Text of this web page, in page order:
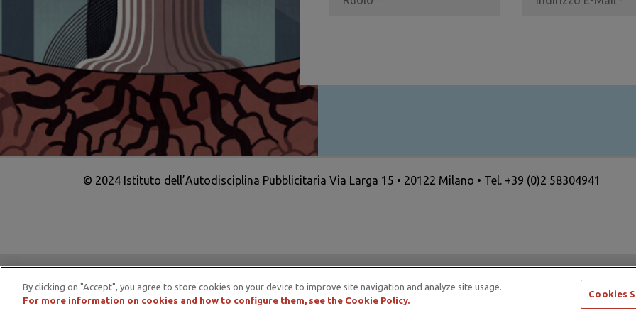
© 2024 Istituto dell’Autodisciplina Pubblicitaria Via Larga 15 • 20122 Milano • Tel. +39 (0)2 58304941
IAP è membro di EASA – European Advertising Standards Alliance e di ICAS – International Council
By clicking on "Accept", you agree to store cookies on your device to improve site navigation and analyze site usage.
For more information on cookies and how to configure them, see the Cookie Policy.
Cookies